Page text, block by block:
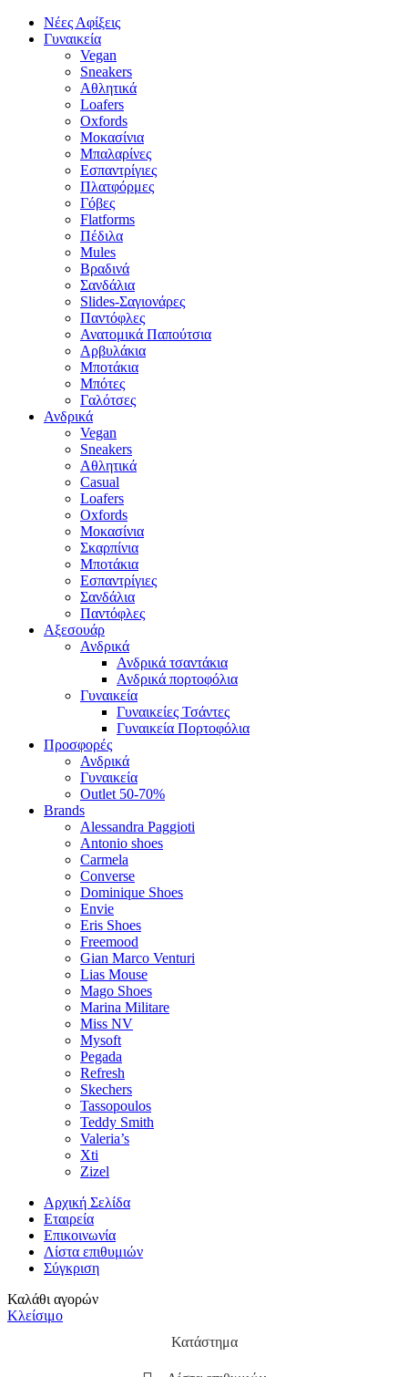
Νέες Αφίξεις
Γυναικεία
Vegan
Sneakers
Αθλητικά
Loafers
Oxfords
Μοκασίνια
Μπαλαρίνες
Εσπαντρίγιες
Πλατφόρμες
Γόβες
Flatforms
Πέδιλα
Mules
Βραδινά
Σανδάλια
Slides-Σαγιονάρες
Παντόφλες
Ανατομικά Παπούτσια
Αρβυλάκια
Μποτάκια
Μπότες
Γαλότσες
Ανδρικά
Vegan
Sneakers
Αθλητικά
Casual
Loafers
Oxfords
Μοκασίνια
Σκαρπίνια
Μποτάκια
Εσπαντρίγιες
Σανδάλια
Παντόφλες
Αξεσουάρ
Ανδρικά
Ανδρικά τσαντάκια
Ανδρικά πορτοφόλια
Γυναικεία
Γυναικείες Τσάντες
Γυναικεία Πορτοφόλια
Προσφορές
Ανδρικά
Γυναικεία
Outlet 50-70%
Brands
Alessandra Paggioti
Antonio shoes
Carmela
Converse
Dominique Shoes
Envie
Eris Shoes
Freemood
Gian Marco Venturi
Lias Mouse
Mago Shoes
Marina Militare
Miss NV
Mysoft
Pegada
Refresh
Skechers
Tassopoulos
Teddy Smith
Valeria’s
Xti
Zizel
Αρχική Σελίδα
Εταιρεία
Επικοινωνία
Λίστα επιθυμιών
Σύγκριση
Καλάθι αγορών
Κλείσιμο
Κατάστημα